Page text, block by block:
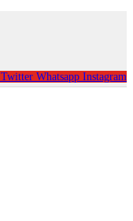
Twitter Whatsapp Instagram